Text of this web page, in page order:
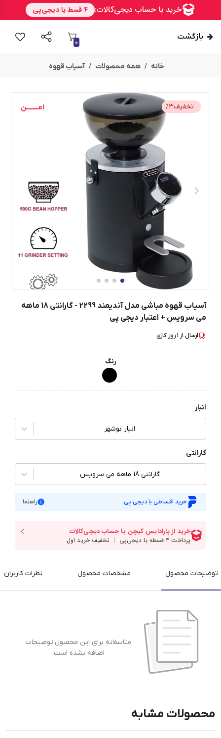
بازگشت
0
خانه همه محصولات آسیاب قهوه
امــــــــن تخفیف %3
آسیاب قهوه مباشی مدل آندیمند 2299 - گارانتی 18 ماهه
می سرویس + اعتبار دیجی پی
ارسال از 1روز کاری
رنگ
انبار
انبار بوشهر
گارانتی
گارانتی 18 ماهه می سرویس
خرید اقساطی با دیجی پی راهنما
توضیحات محصول مشخصات محصول نظرات کاربران
متاسفانه برای این محصول،توضیحات
اضافه نشده است.
محصولات مشابه